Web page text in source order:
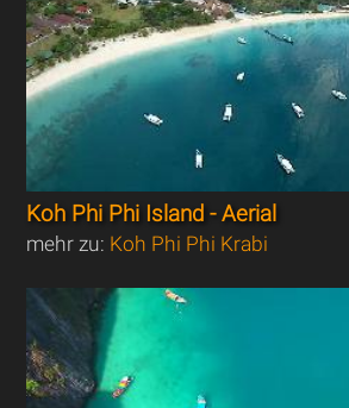
Koh Phi Phi Island - Aerial
mehr zu: Koh Phi Phi Krabi